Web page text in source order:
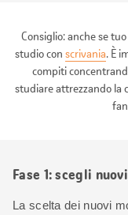
Consiglio: anche se
studio con scrivania. È
compiti
studiare attrezzando la
Fase 1: scegli
La scelta dei nuovi